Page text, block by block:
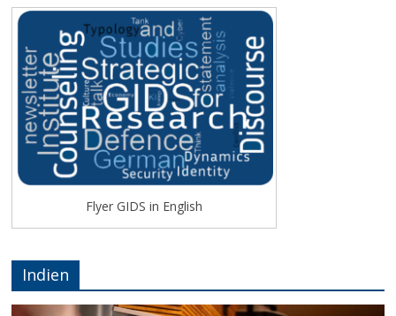
Flyer GIDS in English
Indien